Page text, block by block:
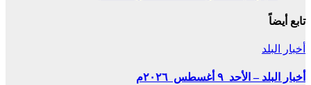
تابع أيضاً
أخبار البلد
أخبار البلد – الأحد ٩ أغسطس ٢٠٢٦م